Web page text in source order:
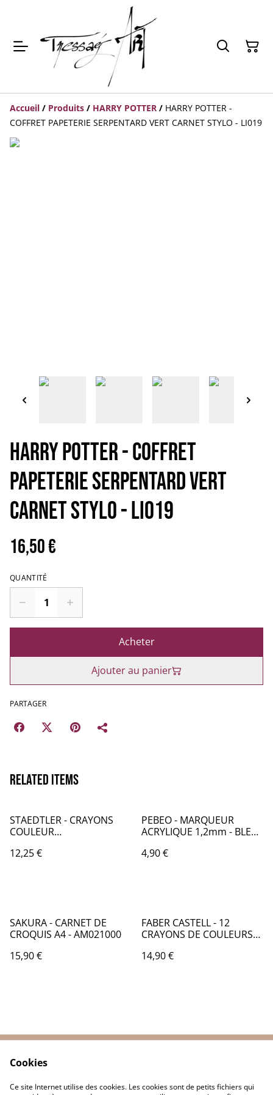
Accueil / Produits / HARRY POTTER / HARRY POTTER -
COFFRET PAPETERIE SERPENTARD VERT CARNET STYLO - LI019
HARRY POTTER - COFFRET
PAPETERIE SERPENTARD VERT
CARNET STYLO - LI019
16,50 €
QUANTITÉ
Acheter
Ajouter au panier
PARTAGER
Related items
STAEDTLER - CRAYONS
COULEUR
ST008
12,25 €
PEBEO - MARQUEUR
ACRYLIQUE 1,2mm - BLEU
4,90 €
SAKURA - CARNET DE
CROQUIS A4 - AM021000
15,90 €
FABER CASTELL - 12
CRAYONS DE COULEURS
FB011
14,90 €
Politique de
Politique de cookies
Cookies
Ce site Internet utilise des cookies. Les cookies sont de petits fichiers qui